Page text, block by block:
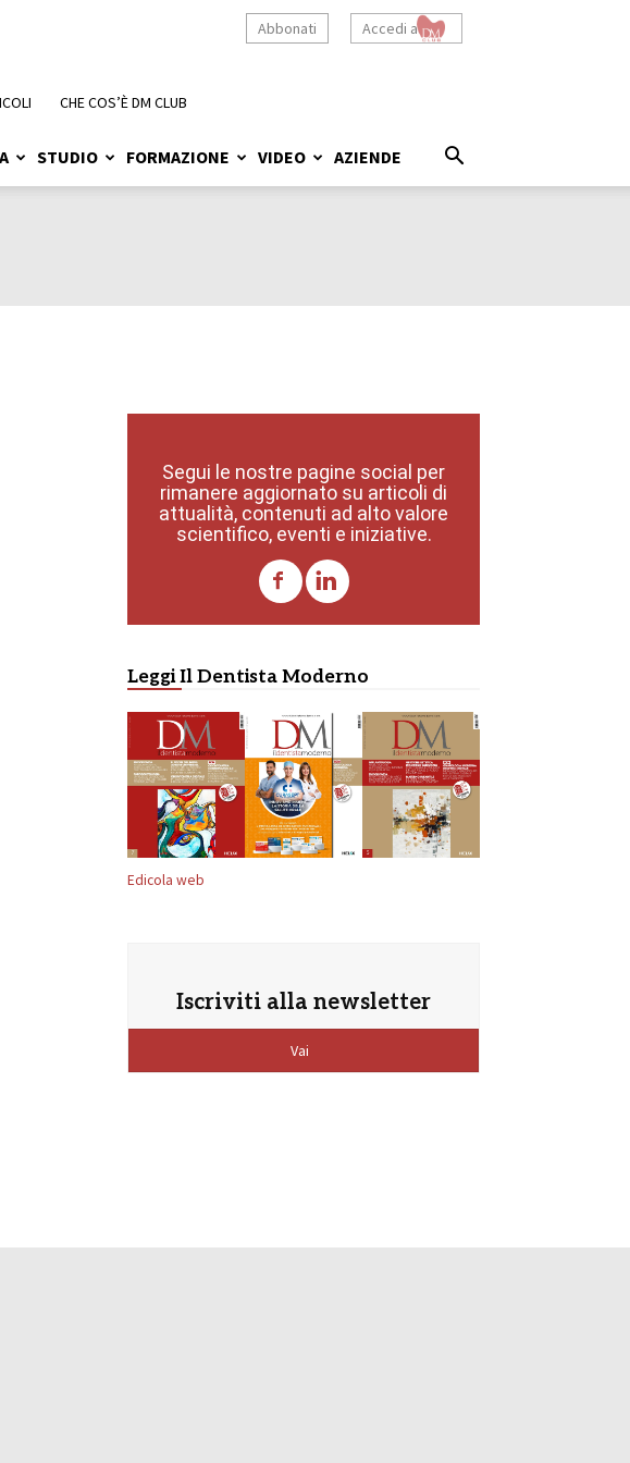
Accedi a
Abbonati
STUDIO FORMAZIONE VIDEO AZIENDE
CHE COS’È DM CLUB
Segui le nostre pagine social per
rimanere aggiornato su articoli di
attualità, contenuti ad alto valore
scientifico, eventi e iniziative.
Leggi Il Dentista Moderno
Edicola web
Iscriviti alla newsletter
Vai